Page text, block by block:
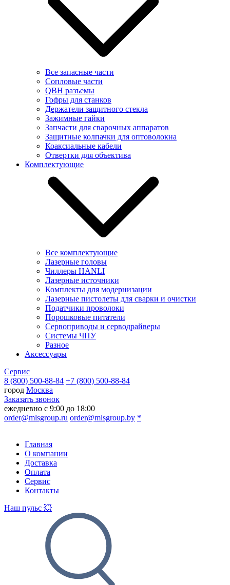
Все запасные части
Сопловые части
QBH разъемы
Гофры для станков
Держатели защитного стекла
Зажимные гайки
Запчасти для сварочных аппаратов
Защитные колпачки для оптоволокна
Коаксиальные кабели
Отвертки для объектива
Комплектующие
Все комплектующие
Лазерные головы
Чиллеры HANLI
Лазерные источники
Комплекты для модернизации
Лазерные пистолеты для сварки и очистки
Податчики проволоки
Порошковые питатели
Сервоприводы и серводрайверы
Системы ЧПУ
Разное
Аксессуары
Сервис
8 (800) 500-88-84 +7 (800) 500-88-84
город Москва
Заказать звонок
ежедневно с 9:00 до 18:00
order@mlsgroup.ru order@mlsgroup.by *
Главная
О компании
Доставка
Оплата
Сервис
Контакты
Наш пульс 💥